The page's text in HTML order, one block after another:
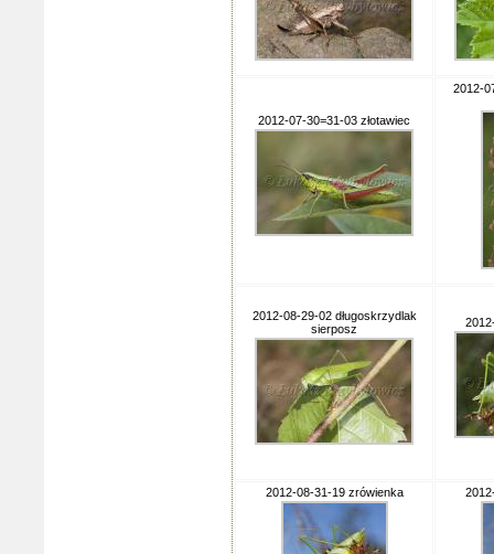
2012-07-30=31-03 złotawiec
2012-
2012-08-29-02 długoskrzydlak
sierposz
2012-08-31-19 zrówienka